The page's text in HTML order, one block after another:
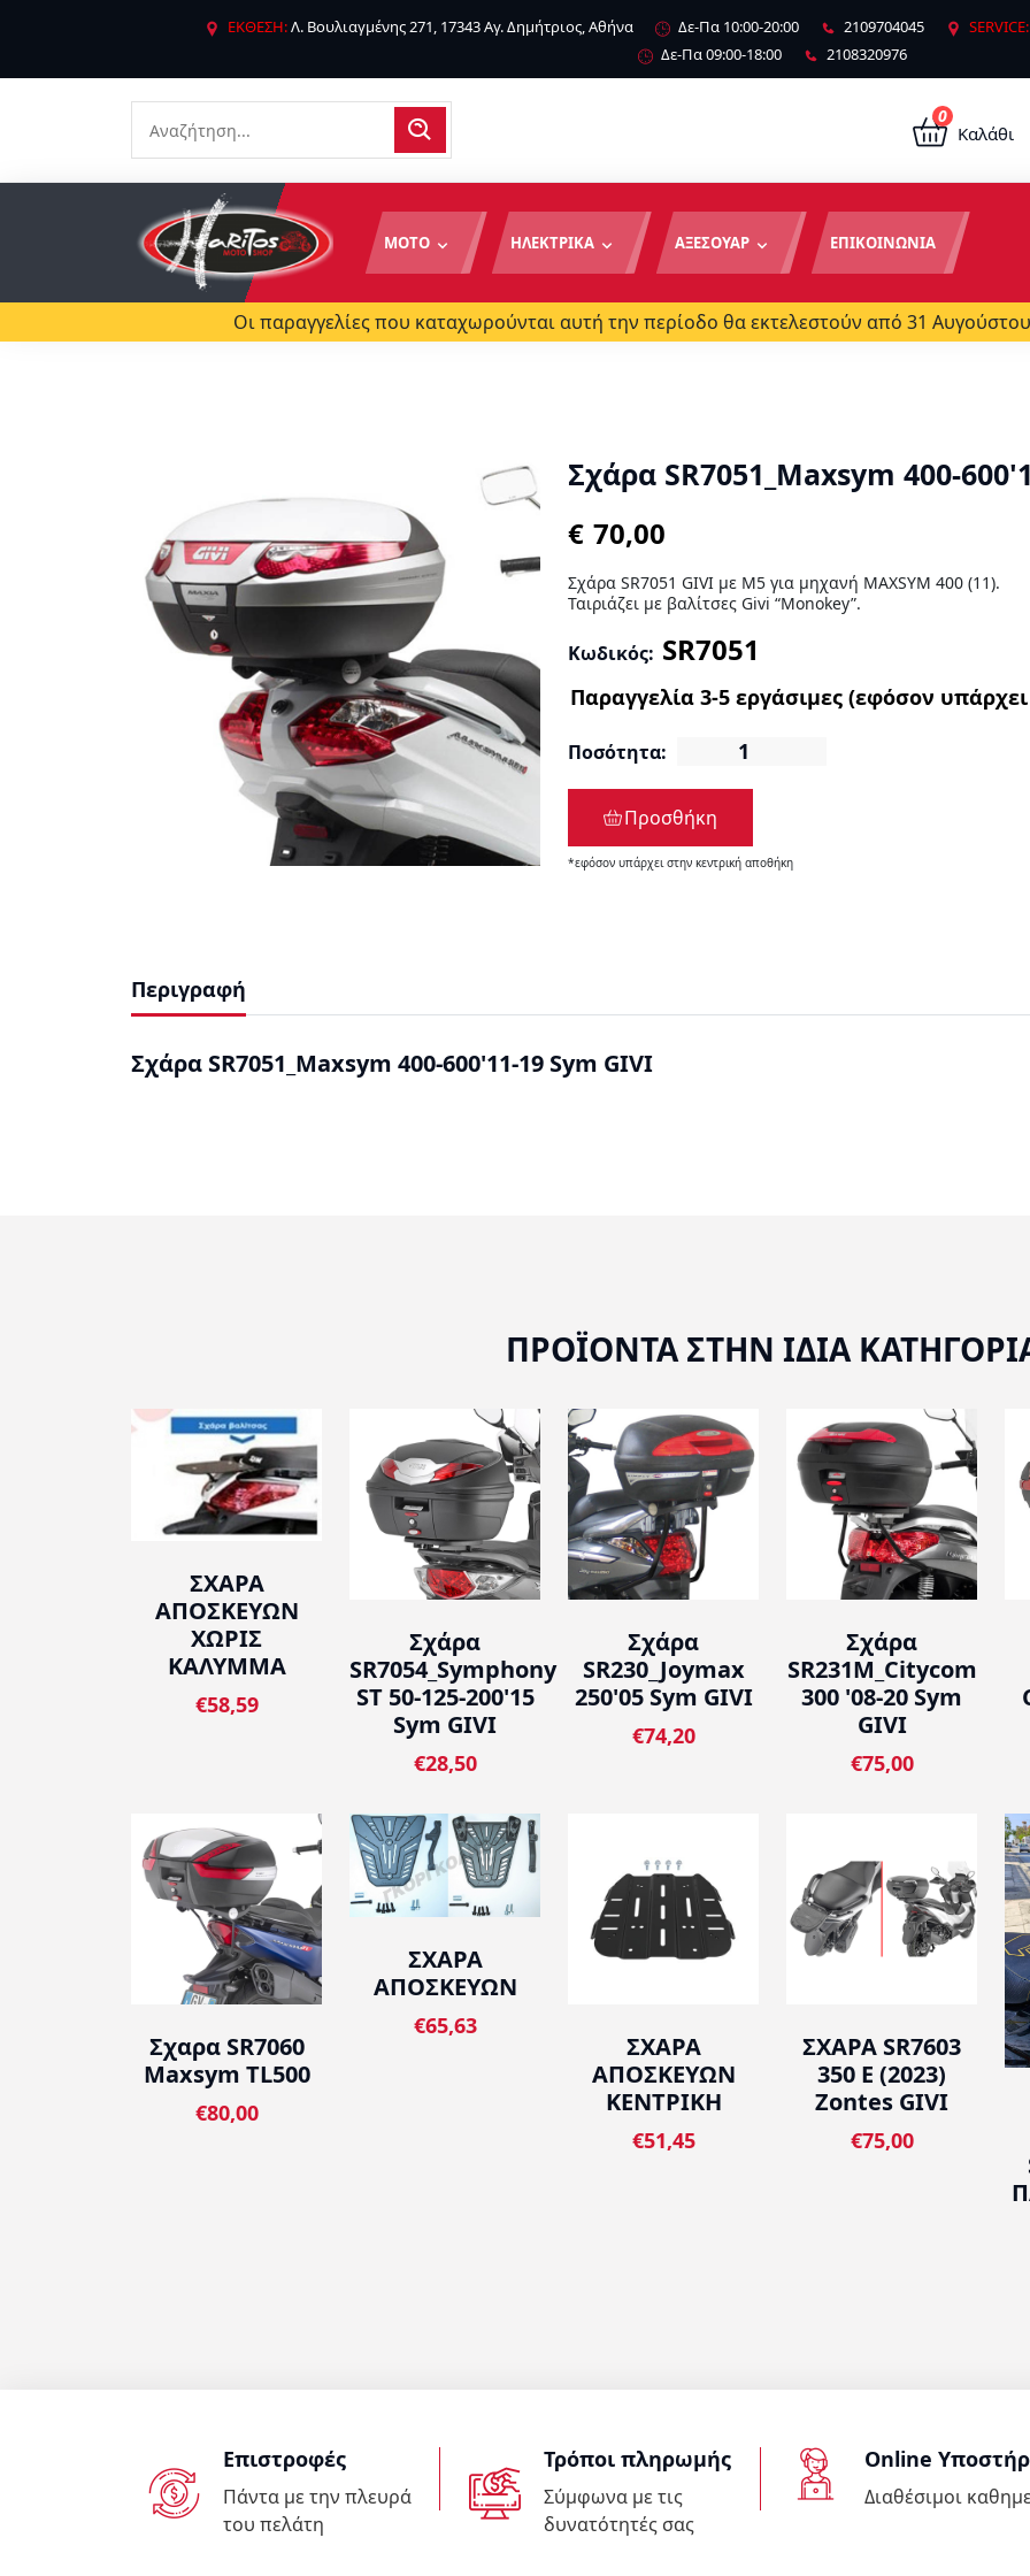
ΕΚΘΕΣΗ:Λ. Βουλιαγμένης 271, 17343 Αγ. Δημήτριος, Αθήνα Δε-Πα 10:00-20:00 2109704045
SERVICE:
Δε-Πα 09:00-18:00
2108320976
0
Καλάθι
ΜΟΤΟ ΗΛΕΚΤΡΙΚΑ ΑΞΕΣΟΥΑΡ ΕΠΙΚΟΙΝΩΝΙΑ
Οι παραγγελίες που καταχωρούνται αυτή την περίοδο θα εκτελεστούν από 31
Σχάρα SR7051_Maxsym 400-
€
Σχάρα SR7051 GIVI με Μ5 για μηχανή MAXSYM 400 (11).
Ταιριάζει με βαλίτσες Givi “Monokey”.
Κωδικός:
Ποσότητα:
Προσθήκη
*εφόσον υπάρχει στην κεντρική αποθήκη
Περιγραφή
Σχάρα SR7051_Maxsym 400-600'11-19 Sym GIVI
ΠΡΟΪΟΝΤΑ ΣΤΗΝ ΙΔΙΑ
ΣΧΑΡΑ
ΑΠΟΣΚΕΥΩΝ
ΧΩΡΙΣ
ΚΑΛΥΜΜΑ
€58,59
Σχάρα
SR7054_Symphony
ST 50-125-200'15
Sym GIVI
€28,50
Σχάρα
SR230_Joymax
250'05 Sym GIVI
€74,20
Σχάρα
SR231M_Citycom
300 '08-20 Sym
GIVI
€75,00
Σχαρα SR7060
Maxsym TL500
€80,00
ΣΧΑΡΑ
ΑΠΟΣΚΕΥΩΝ
€65,63
ΣΧΑΡΑ
ΑΠΟΣΚΕΥΩΝ
ΚΕΝΤΡΙΚΗ
€51,45
ΣΧΑΡΑ SR7603
350 E (2023)
Zontes GIVI
€75,00
Επιστροφές
Πάντα με την πλευρά
του πελάτη
Τρόποι πληρωμής
Σύμφωνα με τις
δυνατότητές σας
Online
Διαθέσιμοι